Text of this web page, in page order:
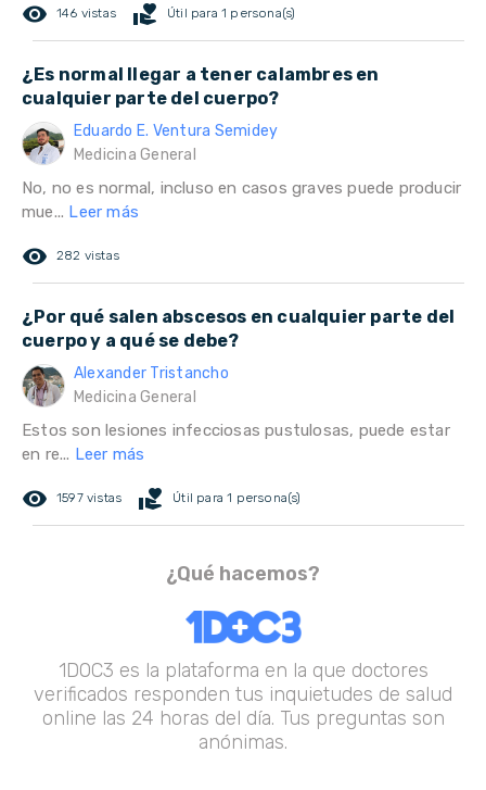
remove_red_eye 146 vistas volunteer_activism Útil para 1 persona(s)
¿Es normal llegar a tener calambres en
cualquier parte del cuerpo?
Eduardo E. Ventura Semidey
Medicina General
No, no es normal, incluso en casos graves puede producir
mue... Leer más
remove_red_eye 282 vistas
¿Por qué salen abscesos en cualquier parte del
cuerpo y a qué se debe?
Alexander Tristancho
Medicina General
Estos son lesiones infecciosas pustulosas, puede estar
en re... Leer más
remove_red_eye 1597 vistas volunteer_activism Útil para 1 persona(s)
¿Qué hacemos?
1DOC3 es la plataforma en la que doctores
verificados responden tus inquietudes de salud
online las 24 horas del día. Tus preguntas son
anónimas.